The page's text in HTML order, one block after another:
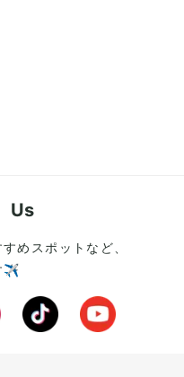
Us
めスポットなど、
✈️